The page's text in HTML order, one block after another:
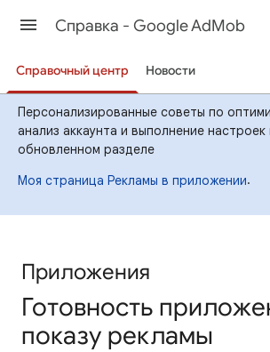
Cправка - Google AdMob
Справочный центр Новости
Персонализированные советы по
анализ аккаунта и выполнение настроек
обновленном разделе
Моя страница Рекламы в приложении.
Приложения
Готовность
показу рекламы